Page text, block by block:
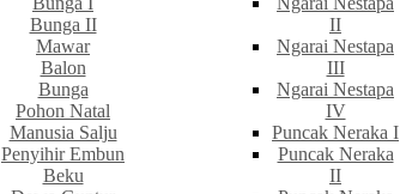
Bunga II
Mawar
Balon
Bunga
Pohon Natal
Manusia Salju
Penyihir Embun
Beku
II
Ngarai Nestapa
III
Ngarai Nestapa
IV
Puncak Neraka I
Puncak Neraka
II